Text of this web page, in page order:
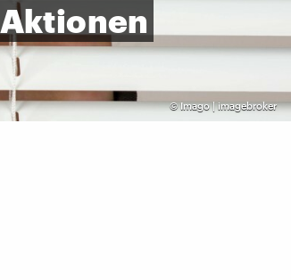
©Imago | imagebroker
Aktionen